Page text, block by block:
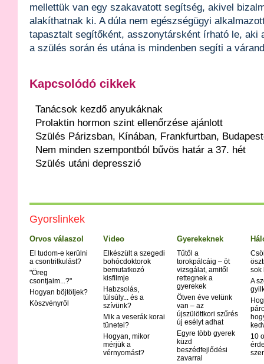
mellettük van egy szakavatott segítség, akivel
alakíthatnak ki. A dúla nem egészségügyi
tapasztalt segítőként, asszonytársként írható le, aki
a szülés során és utána is mindenben segíti a
Kapcsolódó cikkek
Tanácsok kezdő anyukáknak
Prolaktin hormon szint ellenőrzése ajánlott
Szülés Párizsban, Kínában, Frankfurtban,
Nem minden szempontból bűvös határ a 37. hét
Szülés utáni depresszió
Gyorslinkek
Orvos válaszol
El tudom-e kerülni
a csontritkulást?
"Öreg
csontjaim...?"
Hogyan böjtöljek?
Köszvényről
Video
Elkészült a szegedi
bohócdoktorok
bemutatkozó
kisfilmje
Habzsolás,
túlsúly... és a
szívünk?
Mik a veserák korai
tünetei?
Hogyan, mikor
mérjük a
vérnyomást?
Gyerekeknek
Tűtől a
torokpálcáig – öt
vizsgálat, amitől
rettegnek a
gyerekek
Ötven éve velünk
van – az
újszülöttkori szűrés
új esélyt adhat
Egyre több gyerek
küzd
beszédfejlődési
zavarral
sok
A
10